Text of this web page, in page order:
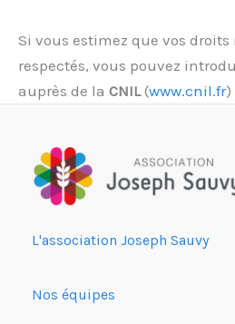
Si vous estimez que vos droits
respectés, vous pouvez
auprès de la CNIL(www.cnil.fr)
L'association Joseph Sauvy
Nos équipes